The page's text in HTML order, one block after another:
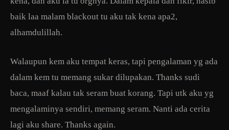
baik laa malam blackout tu aku tak kena apa2,
alhamdulillah.
Walaupun kem aku tempat keras, tapi pengalaman yg ada
dalam kem tu memang sukar dilupakan. Thanks sudi
baca, maaf kalau tak seram buat korang. Tapi utk aku yg
mengalaminya sendiri, memang seram. Nanti ada cerita
lagi aku share. Thanks again.